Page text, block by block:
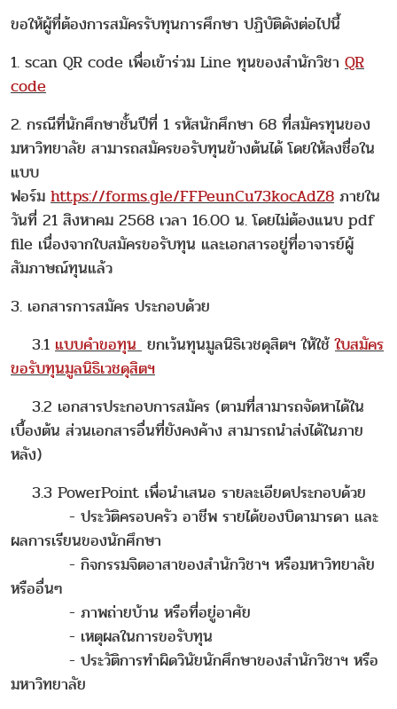
ขอให้ผู้ที่ต้องการสมัครรับทุนการศึกษา ปฏิบัติดังต่อไปนี้
1. scan QR code เพื่อเข้าร่วม Line ทุนของสำนักวิชา QR
code
2. กรณีที่นักศึกษาชั้นปีที่ 1 รหัสนักศึกษา 68 ที่สมัครทุนของ
มหาวิทยาลัย สามารถสมัครขอรับทุนข้างต้นได้ โดยให้ลงชื่อใน
แบบ
ฟอร์ม https://forms.gle/FFPeunCu73kocAdZ8 ภายใน
วันที่ 21 สิงหาคม 2568 เวลา 16.00 น. โดยไม่ต้องแนบ pdf
file เนื่องจากใบสมัครขอรับทุน และเอกสารอยู่ที่อาจารย์ผู้
สัมภาษณ์ทุนแล้ว
3. เอกสารการสมัคร ประกอบด้วย
3.1 แบบคำขอทุน ยกเว้นทุนมูลนิธิเวชดุสิตฯ ให้ใช้ใบสมัคร
ขอรับทุนมูลนิธิเวชดุสิตฯ
3.2 เอกสารประกอบการสมัคร (ตามที่สามารถจัดหาได้ใน
เบื้องต้น ส่วนเอกสารอื่นที่ยังคงค้าง สามารถนำส่งได้ในภาย
หลัง)
3.3 PowerPoint เพื่อนำเสนอ รายละเอียดประกอบด้วย
- ประวัติครอบครัว อาชีพ รายได้ของบิดามารดา และ
ผลการเรียนของนักศึกษา
- กิจกรรมจิตอาสาของสำนักวิชาฯ หรือมหาวิทยาลัย
หรืออื่นๆ
- ภาพถ่ายบ้าน หรือที่อยู่อาศัย
- เหตุผลในการขอรับทุน
- ประวัติการทำผิดวินัยนักศึกษาของสำนักวิชาฯ หรือ
มหาวิทยาลัย